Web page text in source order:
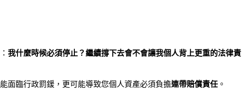
我什麼時候必須停止？繼續撐下去會不會讓我個人背上更重的法律責
面臨行政罰鍰，更可能導致您個人資產必須負擔連帶賠償責任 。